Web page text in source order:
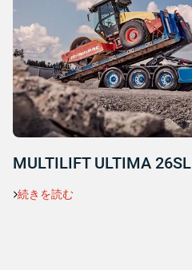
MULTILIFT ULTIMA 26SL
続きを読む